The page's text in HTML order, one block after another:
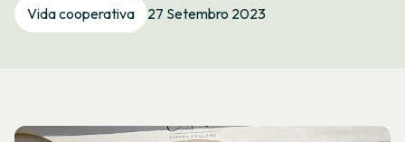
Oficina virtual
Vida cooperativa 27 Setembro 2023